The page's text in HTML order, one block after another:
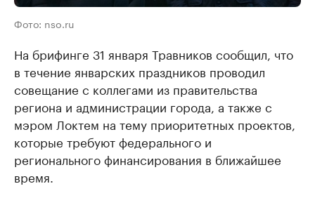
Фото: nso.ru
На брифинге 31 января Травников сообщил, что
в течение январских праздников проводил
совещание с коллегами из правительства
региона и администрации города, а также с
мэром Локтем на тему приоритетных проектов,
которые требуют федерального и
регионального финансирования в ближайшее
время.